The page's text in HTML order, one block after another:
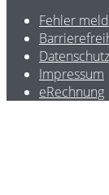
Fehler
Datenschutz
Impressum
eRechnung